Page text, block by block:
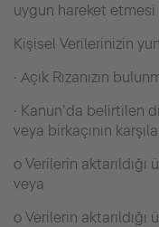
uygun hareket etmesi
Kişisel Verilerinizin
· Açık Rızanızın
· Kanun’da belirtilen
veya birkaçının
o Verilerin
veya
o Verilerin